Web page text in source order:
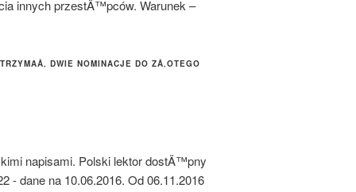
innych przestÄ™pców. Warunek –
DWIE NOMINACJE DO ZÅ‚OTEGO
napisami. Polski lektor dostÄ™pny
- dane na 10.06.2016. Od 06.11.2016